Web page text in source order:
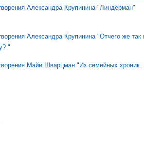
Александра Крупинина "Линдерман"
Александра Крупинина "Отчего же так
"
Майи Шварцман "Из семейных